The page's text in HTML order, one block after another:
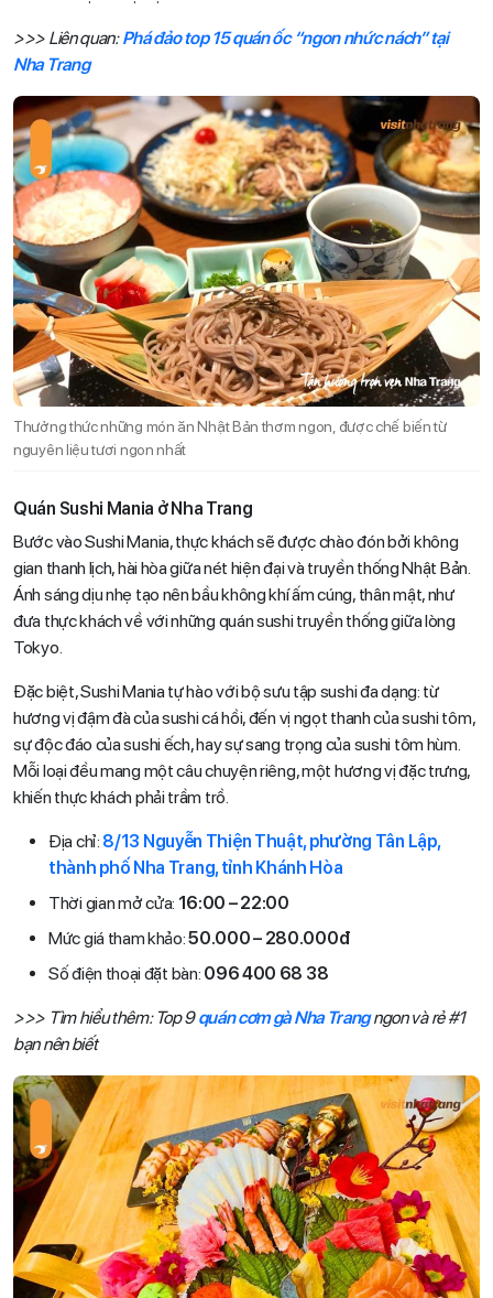
>>> Liên quan:Phá đảo top 15 quán ốc “ngon nhức nách” tại
Nha Trang
Thưởng thức những món ăn Nhật Bản thơm ngon, được chế biến từ
nguyên liệu tươi ngon nhất
Quán Sushi Mania ở Nha Trang
Bước vào Sushi Mania, thực khách sẽ được chào đón bởi không
gian thanh lịch, hài hòa giữa nét hiện đại và truyền thống Nhật Bản.
Ánh sáng dịu nhẹ tạo nên bầu không khí ấm cúng, thân mật, như
đưa thực khách về với những quán sushi truyền thống giữa lòng
Tokyo.
Đặc biệt, Sushi Mania tự hào với bộ sưu tập sushi đa dạng: từ
hương vị đậm đà của sushi cá hồi, đến vị ngọt thanh của sushi tôm,
sự độc đáo của sushi ếch, hay sự sang trọng của sushi tôm hùm.
Mỗi loại đều mang một câu chuyện riêng, một hương vị đặc trưng,
khiến thực khách phải trầm trồ.
Địa chỉ: 8/13 Nguyễn Thiện Thuật, phường Tân Lập,
thành phố Nha Trang, tỉnh Khánh Hòa
Thời gian mở cửa: 16:00 – 22:00
Mức giá tham khảo:50.000 – 280.000đ
Số điện thoại đặt bàn: 096 400 68 38
>>> Tìm hiểu thêm: Top 9quán cơm gà Nha Trangngon và rẻ #1
bạn nên biết